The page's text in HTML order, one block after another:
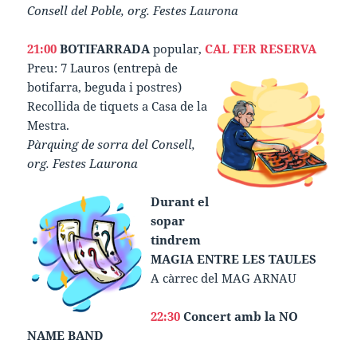
Consell del Poble, org. Festes Laurona
21:00 BOTIFARRADApopular,CAL FER RESERVA
Preu: 7 Lauros (entrepà de
botifarra, beguda i postres)
Recollida de tiquets a Casa de la
Mestra.
Pàrquing de sorra del Consell,
org. Festes Laurona
Durant el
sopar
tindrem
MAGIA ENTRE LES TAULES
A càrrec del MAG ARNAU
22:30 Concert amb la NO
NAME BAND